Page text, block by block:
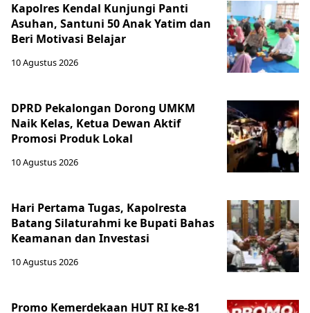
Kapolres Kendal Kunjungi Panti
Asuhan, Santuni 50 Anak Yatim dan
Beri Motivasi Belajar
10 Agustus 2026
DPRD Pekalongan Dorong UMKM
Naik Kelas, Ketua Dewan Aktif
Promosi Produk Lokal
10 Agustus 2026
Hari Pertama Tugas, Kapolresta
Batang Silaturahmi ke Bupati Bahas
Keamanan dan Investasi
10 Agustus 2026
Promo Kemerdekaan HUT RI ke-81